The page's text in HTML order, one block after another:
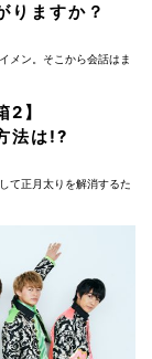
りますか？
メン。そこから会話はま
2】
法は!?
て正月太りを解消するた